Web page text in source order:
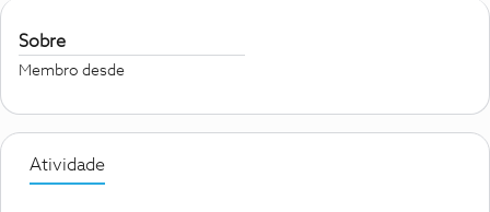
Sobre
Membro desde
Atividade